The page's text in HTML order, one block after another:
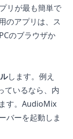
リが最も簡単で
のアプリは、ス
のブラウザか
します。例え
ているなら、内
す。AudioMix
バーを起動しま